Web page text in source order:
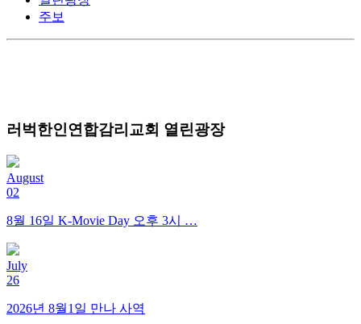
주보
러벅한인연합감리교회 열린광장
August
02
8월 16일 K-Movie Day 오후 3시 …
July
26
2026년 8월1일 만나 사역